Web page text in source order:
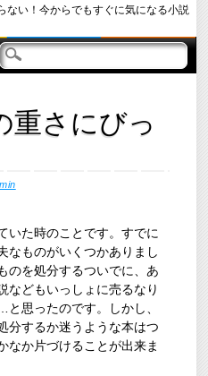
ない！今からでもすぐに気になる小説
重さにびっ
いた時のことです。すでに
なものがいくつかありまし
のを処分するついでに、あ
などもいっしょに売るなり
思ったのです。しかし、
分するか迷うような本はつ
なか片づけることが出来ま